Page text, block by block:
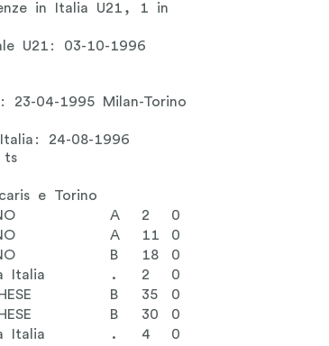
in Italia U21, 1 in
U21: 03-10-1996
23-04-1995 Milan-Torino
24-08-1996
ts
e Torino
A 2
0
A 11
0
B 18
0
Italia
. 2
0
B 35
0
B 30
0
Italia
. 4
0